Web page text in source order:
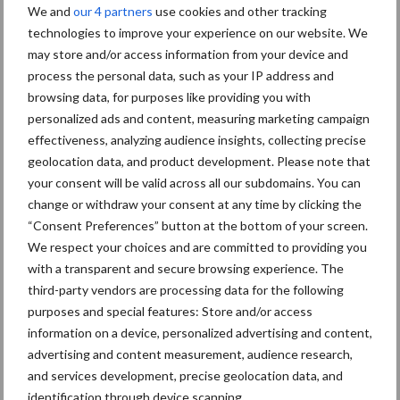
We and our 4 partners use cookies and other tracking
technologies to improve your experience on our website. We
may store and/or access information from your device and
process the personal data, such as your IP address and
browsing data, for purposes like providing you with
personalized ads and content, measuring marketing campaign
effectiveness, analyzing audience insights, collecting precise
geolocation data, and product development. Please note that
your consent will be valid across all our subdomains. You can
change or withdraw your consent at any time by clicking the
“Consent Preferences” button at the bottom of your screen.
We respect your choices and are committed to providing you
with a transparent and secure browsing experience. The
third-party vendors are processing data for the following
purposes and special features: Store and/or access
information on a device, personalized advertising and content,
advertising and content measurement, audience research,
and services development, precise geolocation data, and
identification through device scanning.
energiebron propyleenglycol. Met de inzet van het nieuwe
inkuilmiddelBonsilage Fit grasverandert de energiebalans van je
ruwvoer. De unieke bacteriën in Bonsilage Fit gras zetten suiker
om in melkzuur en azijnzuur. Vervolgens transformeert een deel
van de suiker en het melk- en azijnzuur naar propyleenglycol.
Bonsilage Fit gras verbetert de kwaliteit van ruwvoer,
optimaliseert de conservering en remt de broei van de kuil. Geen
enkel ander inkuilmiddel is hiertoe in staat.